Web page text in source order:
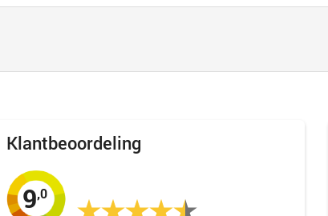
Klantbeoordeling
9,0